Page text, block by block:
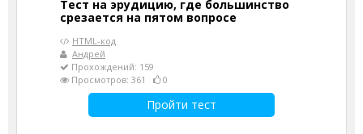
Тест на эрудицию, где большинство
срезается на пятом вопросе
HTML-код
Андрей
Прохождений: 159
Просмотров: 361
0
Пройти тест